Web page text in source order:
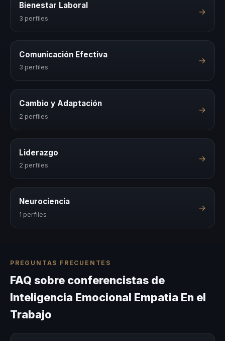
Bienestar Laboral
3 perfiles
→
Comunicación Efectiva
3 perfiles
→
Cambio y Adaptación
2 perfiles
→
Liderazgo
2 perfiles
→
Neurociencia
1 perfiles
→
PREGUNTAS FRECUENTES
FAQ sobre conferencistas de
Inteligencia Emocional Empatia En el
Trabajo